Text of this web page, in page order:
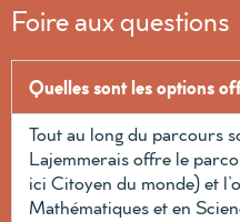
Foire aux questions
Quelles sont les options
Tout au long du parcours
Lajemmerais offre le
ici Citoyen du monde) et
Mathématiques et en